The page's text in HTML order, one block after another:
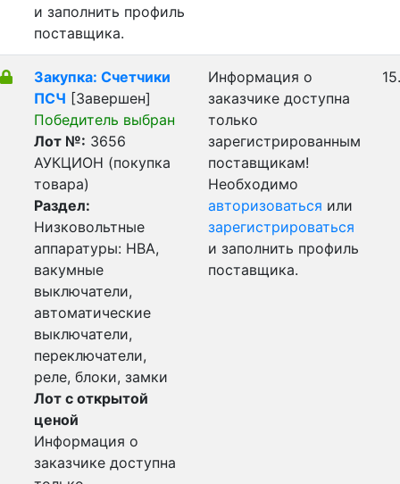
и заполнить профиль
поставщика.
Закупка: Счетчики
ПСЧ [Завершен]
Победитель выбран
Лот №: 3656
АУКЦИОН (покупка
товара)
Раздел:
Низковольтные
аппаратуры: НВА,
вакумные
выключатели,
автоматические
выключатели,
переключатели,
реле, блоки, замки
Лот с открытой
ценой
Информация о
заказчике доступна
Информация о
заказчике доступна
только
зарегистрированным
поставщикам!
Необходимо
авторизоваться или
зарегистрироваться
и заполнить профиль
поставщика.